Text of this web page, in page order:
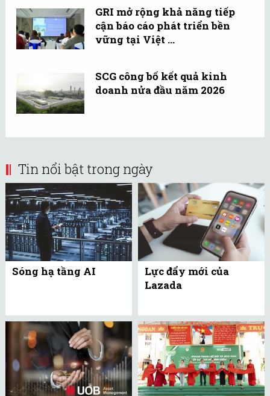
GRI mở rộng khả năng tiếp
cận báo cáo phát triển bền
vững tại Việt ...
SCG công bố kết quả kinh
doanh nửa đầu năm 2026
Tin nổi bật trong ngày
Sóng hạ tầng AI
Lực đẩy mới của
Lazada